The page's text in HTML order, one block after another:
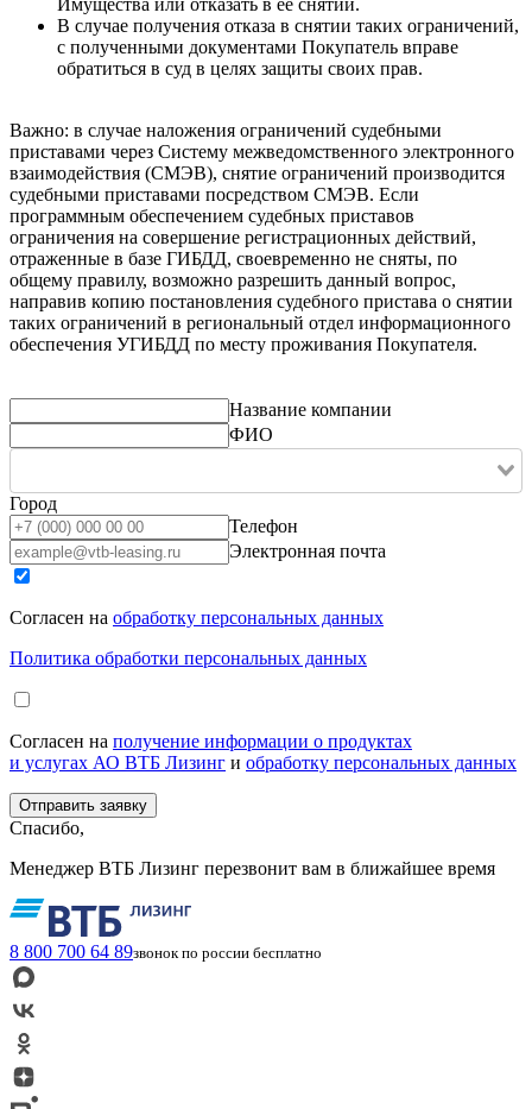
Имущества или отказать в её снятии.
В случае получения отказа в снятии таких ограничений,
с полученными документами Покупатель вправе
обратиться в суд в целях защиты своих прав.
Важно: в случае наложения ограничений судебными
приставами через Систему межведомственного электронного
взаимодействия (СМЭВ), снятие ограничений производится
судебными приставами посредством СМЭВ. Если
программным обеспечением судебных приставов
ограничения на совершение регистрационных действий,
отраженные в базе ГИБДД, своевременно не сняты, по
общему правилу, возможно разрешить данный вопрос,
направив копию постановления судебного пристава о снятии
таких ограничений в региональный отдел информационного
обеспечения УГИБДД по месту проживания Покупателя.
Название компании
ФИО
Город
Телефон
Электронная почта
Согласен на обработку персональных данных
Политика обработки персональных данных
Согласен на получение информации о продуктах
и услугах АО ВТБ Лизинг и обработку персональных данных
Спасибо,
Менеджер ВТБ Лизинг перезвонит вам в ближайшее время
8 800 700 64 89звонок по россии бесплатно